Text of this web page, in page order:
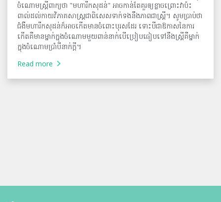
ចំណោមស្ត្រីពាក្យថា "មហារីកសុដន់" អាចកាន់តែគួរឲ្យខ្លាចព្រោះវាប៉ះ
ពាល់ដល់កាយវិភាគសាស្ត្រជាពិសេសទាក់ទងនឹងភាពជាស្ត្រី។ សូមប្រាប់ថា
ជំងឺមហារីកសុដន់ក៏អាចកើតមានចំពោះបុរសដែរ ទោះបីជាឱកាសនៃការ
កើតគឺមានម្នាក់ក្នុងចំណោមមួយពាន់នាក់បើប្រៀបធៀបទៅនឹងស្ត្រីគឺម្នាក់
ក្នុងចំណោមប្រាំបីនាក់ក្ដី។
Read more